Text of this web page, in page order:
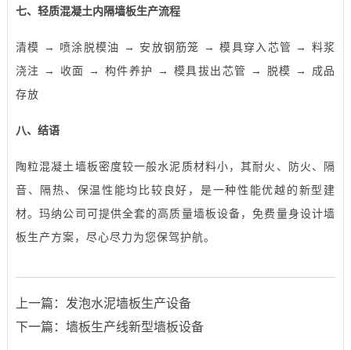
七、轻质混凝土内隔墙板生产流程
清模 → 喷涂脱模油 → 安放钢筋笼 →模具穿入芯管 → 料浆
浇注 → 收面 → 构件养护 → 模具拔出芯管 → 脱模 → 成品
存放
八、结语
陶粒混凝土墙板密度较一般水泥质材料小，其耐火、防火、隔
音、隔热、保温性能均比较良好，是一种性能优越的新型建
材。玛纳公司可提供全套的高质量墙板设备，免费量身设计墙
板生产方案，尽心尽力为您保驾护航。
上一篇： 发泡水泥墙板生产设备
下一篇： 墙板生产线新型墙板设备